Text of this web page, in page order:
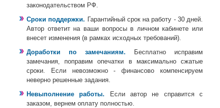
законодательством РФ.
Сроки поддержки. Гарантийный срок на работу - 30 дней.
Автор ответит на ваши вопросы в личном кабинете или
внесет изменения (в рамках исходных требований).
Доработки по замечаниям. Бесплатно исправим
замечания, поправим опечатки в максимально сжатые
сроки. Если невозможно - финансово компенсируем
неверно решенные задания.
Невыполнение работы. Если автор не справится с
заказом, вернем оплату полностью.